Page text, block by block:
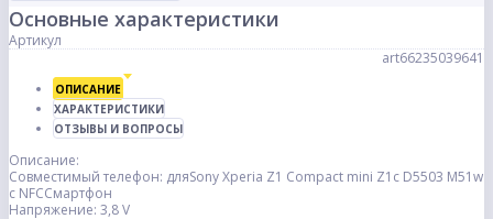
Основные характеристики
Артикул
art66235039641
ОПИСАНИЕ
ХАРАКТЕРИСТИКИ
ОТЗЫВЫ И ВОПРОСЫ
Описание:
Совместимый телефон: дляSony Xperia Z1 Compact mini Z1c D5503 M51w
с NFCСмартфон
Напряжение: 3,8 V